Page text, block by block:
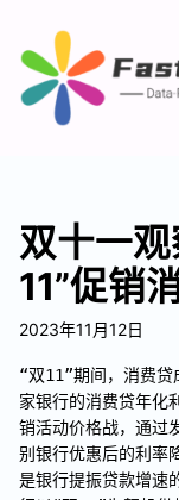
双十一
11”促销
2023年11月12日
“双11”期间，消费
家银行的消费贷年化
销活动价格战，通过
别银行优惠后的利率
是银行提振贷款增速